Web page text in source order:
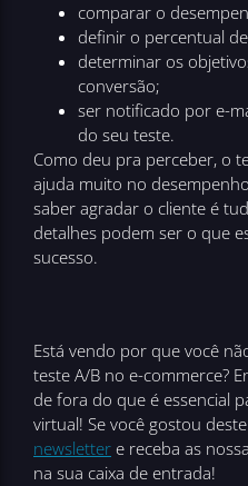
comparar o
definir o percentual
determinar os
conversão;
ser notificado por e-
do seu teste.
Como deu pra perceber, o
ajuda muito no
saber agradar o cliente é
detalhes podem ser o que
sucesso.
Está vendo por que você
teste A/B no e-commerce?
de fora do que é essencial
virtual! Se você gostou
newsletter e receba as
na sua caixa de entrada!